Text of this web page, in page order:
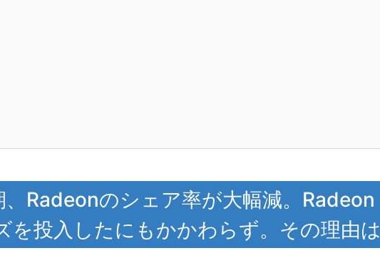
Radeonのシェア率が大幅減。Radeon
を投入したにもかかわらず。その理由は